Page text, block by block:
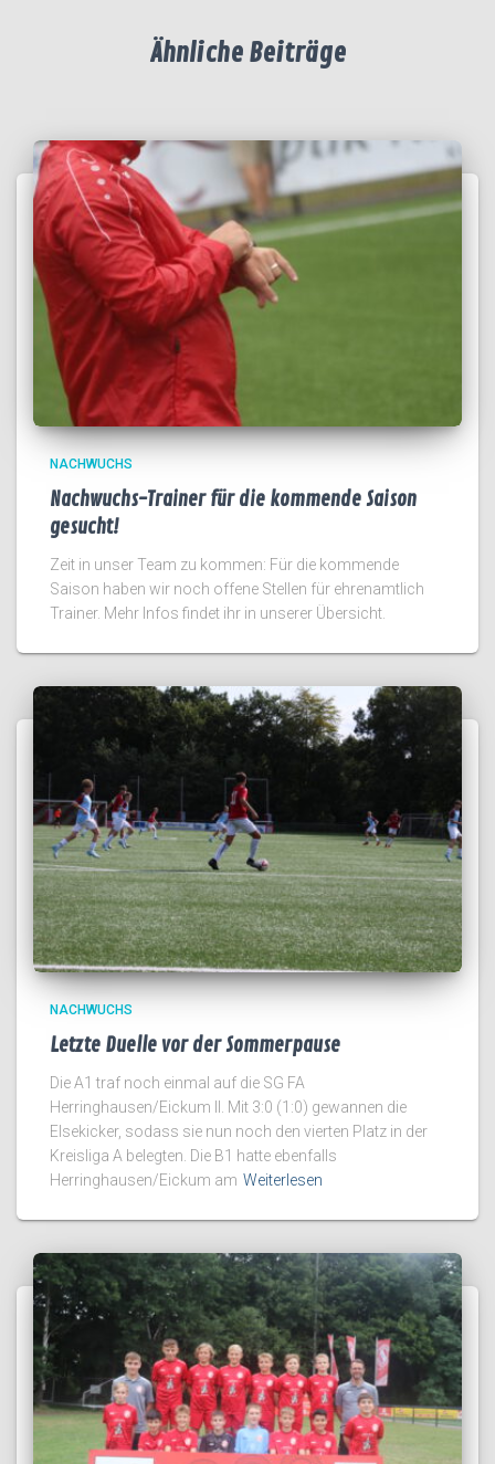
Ähnliche Beiträge
NACHWUCHS
Nachwuchs-Trainer für die kommende Saison
gesucht!
Zeit in unser Team zu kommen: Für die kommende
Saison haben wir noch offene Stellen für ehrenamtlich
Trainer. Mehr Infos findet ihr in unserer Übersicht.
NACHWUCHS
Letzte Duelle vor der Sommerpause
Die A1 traf noch einmal auf die SG FA
Herringhausen/Eickum II. Mit 3:0 (1:0) gewannen die
Elsekicker, sodass sie nun noch den vierten Platz in der
Kreisliga A belegten. Die B1 hatte ebenfalls
Herringhausen/Eickum am Weiterlesen